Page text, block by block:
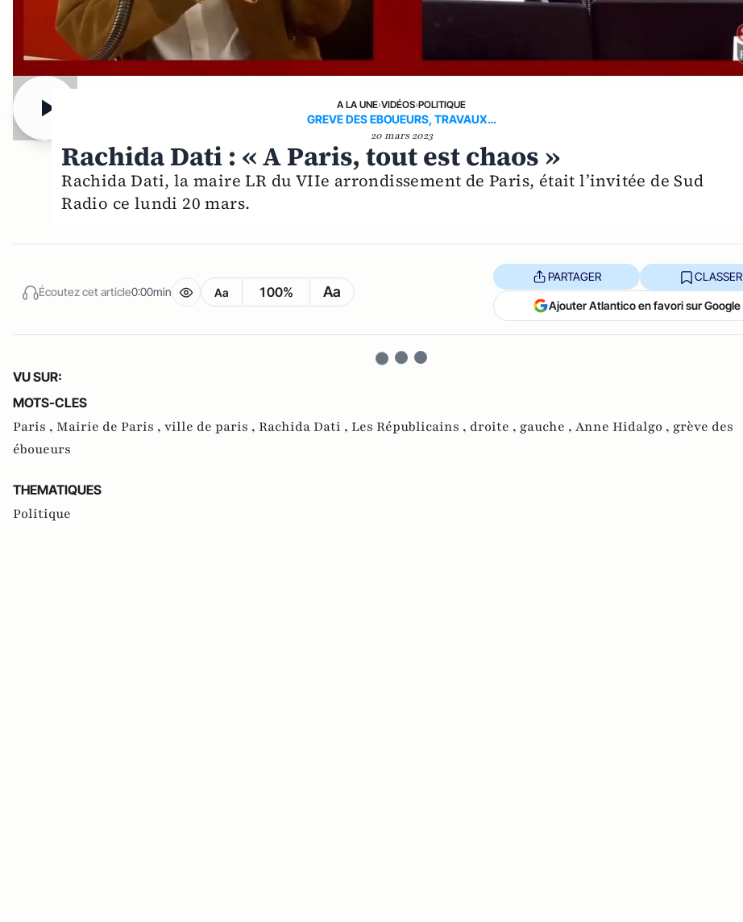
A LA UNE›VIDÉOS›POLITIQUE
GREVE DES EBOUEURS, TRAVAUX…
20 mars 2023
Rachida Dati : « A Paris, tout est chaos »
Rachida Dati, la maire LR du VIIe arrondissement de Paris, était l’invitée de Sud
Radio ce lundi 20 mars.
Écoutez cet article0:00min Aa 100% Aa
PARTAGER CLASSER
Ajouter Atlantico en favori sur Google
VU SUR:
MOTS-CLES
Paris , Mairie de Paris , ville de paris , Rachida Dati , Les Républicains , droite , gauche , Anne Hidalgo , grève des
éboueurs
THEMATIQUES
Politique